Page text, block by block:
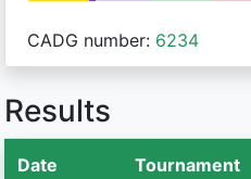
CADG number: 6234
Results
Date Tournament